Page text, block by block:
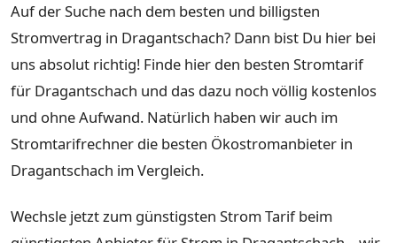
Auf der Suche nach dem besten und billigsten
Stromvertrag in Dragantschach? Dann bist Du hier bei
uns absolut richtig! Finde hier den besten Stromtarif
für Dragantschach und das dazu noch völlig kostenlos
und ohne Aufwand. Natürlich haben wir auch im
Stromtarifrechner die besten Ökostromanbieter in
Dragantschach im Vergleich.
Wechsle jetzt zum günstigsten Strom Tarif beim